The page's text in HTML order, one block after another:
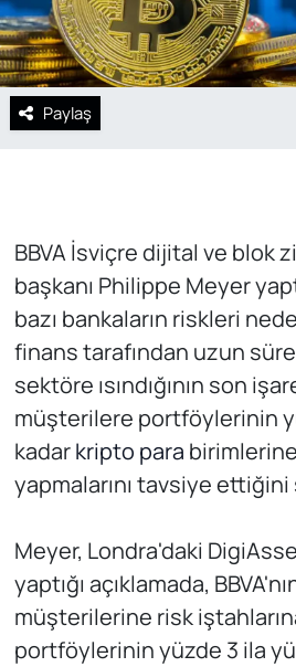
Paylaş
BBVA İsviçre dijital ve blok
başkanı Philippe Meyer
bazı bankaların riskleri
finans tarafından uzun
sektöre ısındığının son
müşterilere portföylerinin
kadarkripto para birimlerine
yapmalarını tavsiye
Meyer, Londra'daki
yaptığı açıklamada,
müşterilerine risk
portföylerinin yüzde 3 ila